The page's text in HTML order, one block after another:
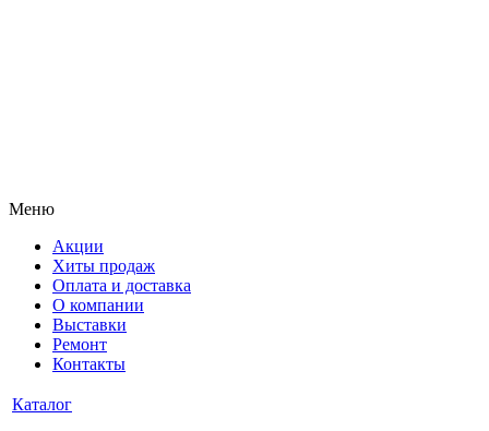
Меню
Акции
Хиты продаж
Оплата и доставка
О компании
Выставки
Ремонт
Контакты
Каталог